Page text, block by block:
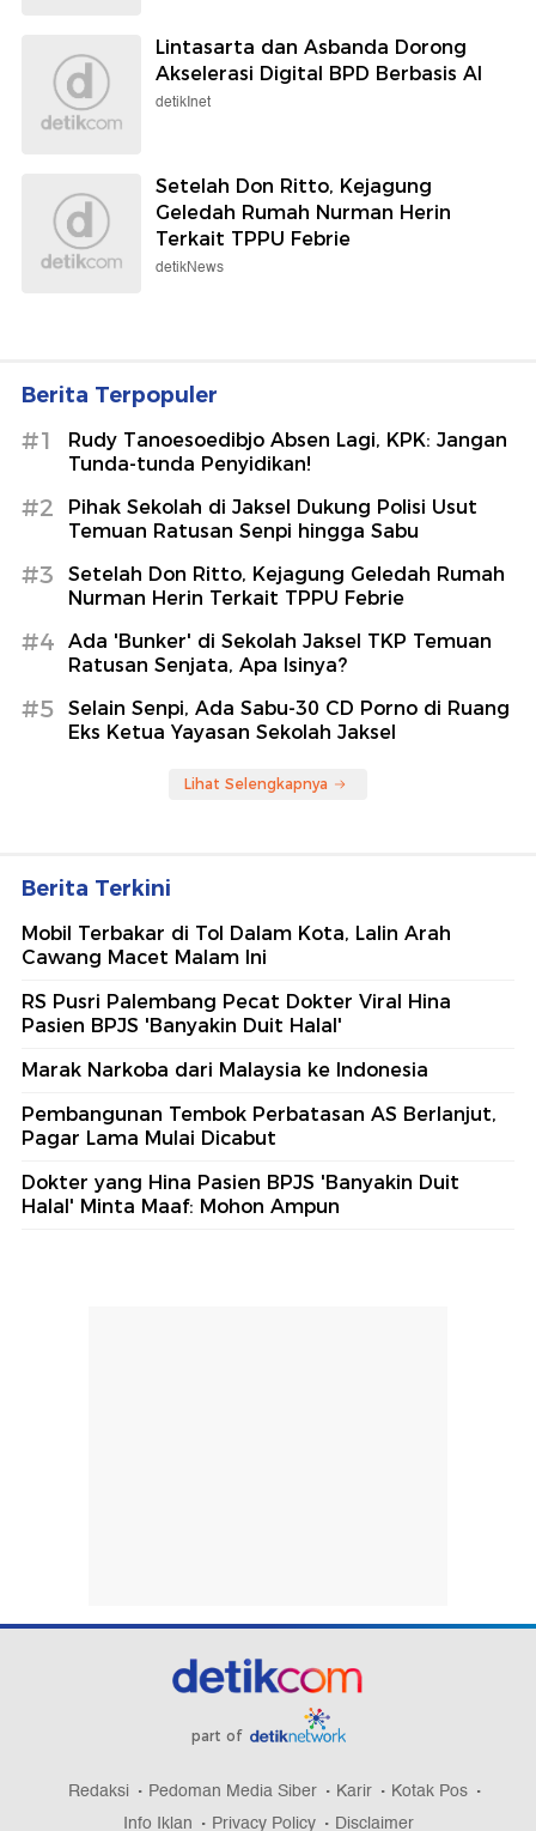
Lintasarta dan Asbanda Dorong
Akselerasi Digital BPD Berbasis AI
detikInet
Setelah Don Ritto, Kejagung
Geledah Rumah Nurman Herin
Terkait TPPU Febrie
detikNews
Berita Terpopuler
#1
Rudy Tanoesoedibjo Absen Lagi, KPK: Jangan
Tunda-tunda Penyidikan!
#2
Pihak Sekolah di Jaksel Dukung Polisi Usut
Temuan Ratusan Senpi hingga Sabu
#3
Setelah Don Ritto, Kejagung Geledah Rumah
Nurman Herin Terkait TPPU Febrie
#4
Ada 'Bunker' di Sekolah Jaksel TKP Temuan
Ratusan Senjata, Apa Isinya?
#5
Selain Senpi, Ada Sabu-30 CD Porno di Ruang
Eks Ketua Yayasan Sekolah Jaksel
Lihat Selengkapnya
Berita Terkini
Mobil Terbakar di Tol Dalam Kota, Lalin Arah
Cawang Macet Malam Ini
RS Pusri Palembang Pecat Dokter Viral Hina
Pasien BPJS 'Banyakin Duit Halal'
Marak Narkoba dari Malaysia ke Indonesia
Pembangunan Tembok Perbatasan AS Berlanjut,
Pagar Lama Mulai Dicabut
Dokter yang Hina Pasien BPJS 'Banyakin Duit
Halal' Minta Maaf: Mohon Ampun
part of
Redaksi Pedoman Media Siber Karir
Kotak Pos
Info Iklan
Privacy Policy Disclaimer